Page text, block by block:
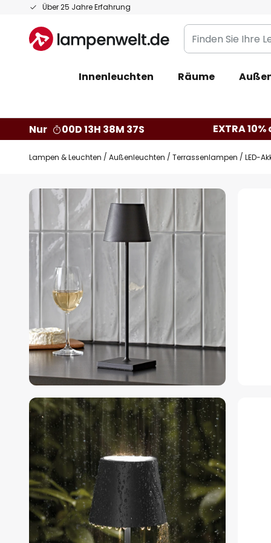
Über 25 Jahre Erfahrung
Zum
springen
Finden
Sie
Leuchte...
Innenleuchten Räume
Nur
00D 13H 38M 36S EXTRA
Lampen & Leuchten Außenleuchten Terrassenlampen LED-
Zum
Ende
der
Bildgalerie
springen